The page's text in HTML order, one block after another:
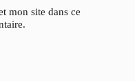
mon site dans ce